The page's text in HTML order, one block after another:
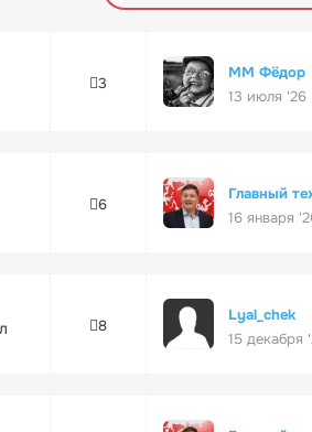
3
ММ Фёдор
13 июля '26
6
Главный
16 января
8
Lyal_chek
15 декабря